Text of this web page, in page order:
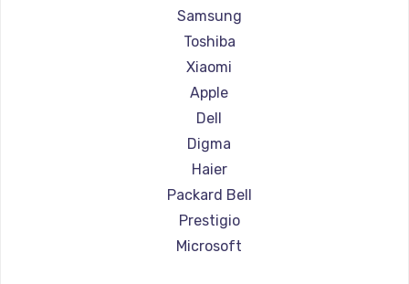
Ремонт ноутбуков LG
Ремонт ноутбуков Panasonic
Ремонт ноутбуков Irbis
Ремонт ноутбуков Thunderobot
Ремонт ноутбуков Hasee
Ремонт ноутбуков ZTE
Ремонт ноутбуков Hiper
Ремонт ноутбуков Evga
Ремонт ноутбуков Google
Ремонт ноутбуков Echips
Samsung
Toshiba
Xiaomi
Apple
Dell
Digma
Haier
Packard Bell
Prestigio
Microsoft